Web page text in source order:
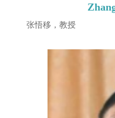
张悟移，教授